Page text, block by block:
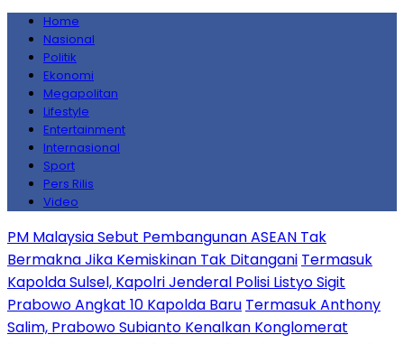
Home
Nasional
Politik
Ekonomi
Megapolitan
Lifestyle
Entertainment
Internasional
Sport
Pers Rilis
Video
PM Malaysia Sebut Pembangunan ASEAN Tak
Bermakna Jika Kemiskinan Tak Ditangani Termasuk
Kapolda Sulsel, Kapolri Jenderal Polisi Listyo Sigit
Prabowo Angkat 10 Kapolda Baru Termasuk Anthony
Salim, Prabowo Subianto Kenalkan Konglomerat